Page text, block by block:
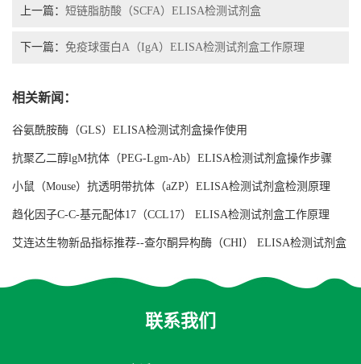
上一篇： 短链脂肪酸（SCFA）ELISA检测试剂盒
下一篇： 免疫球蛋白A（IgA）ELISA检测试剂盒工作原理
相关新闻：
谷氨酰胺酶（GLS）ELISA检测试剂盒操作使用
抗聚乙二醇lgM抗体（PEG-Lgm-Ab）ELISA检测试剂盒操作步骤
小鼠（Mouse）抗透明带抗体（aZP）ELISA检测试剂盒检测原理
趋化因子C-C-基元配体17（CCL17） ELISA检测试剂盒工作原理
艾连达生物新品指标推荐--查尔酮异构酶（CHI） ELISA检测试剂盒
联系我们